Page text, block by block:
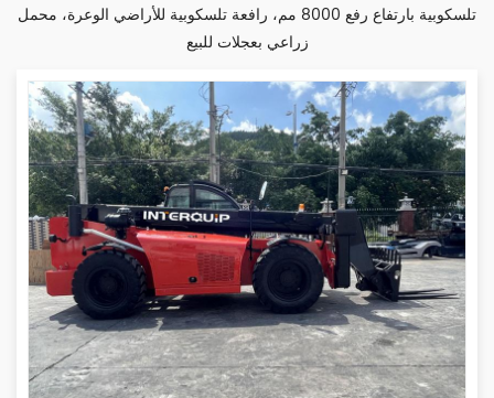
تلسكوبية بارتفاع رفع 8000 مم، رافعة تلسكوبية للأراضي الوعرة، محمل
زراعي بعجلات للبيع